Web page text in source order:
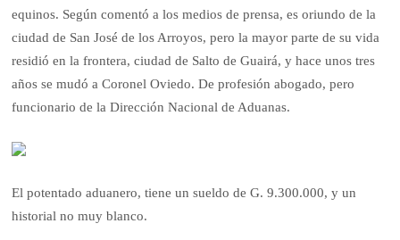
equinos. Según comentó a los medios de prensa, es oriundo de la
ciudad de San José de los Arroyos, pero la mayor parte de su vida
residió en la frontera, ciudad de Salto de Guairá, y hace unos tres
años se mudó a Coronel Oviedo. De profesión abogado, pero
funcionario de la Dirección Nacional de Aduanas.
El potentado aduanero, tiene un sueldo de G. 9.300.000, y un
historial no muy blanco.